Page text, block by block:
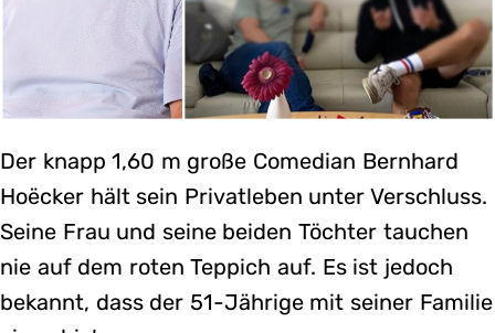
Der knapp 1,60 m große Comedian Bernhard
Hoëcker hält sein Privatleben unter Verschluss.
Seine Frau und seine beiden Töchter tauchen
nie auf dem roten Teppich auf. Es ist jedoch
bekannt, dass der 51-Jährige mit seiner Familie